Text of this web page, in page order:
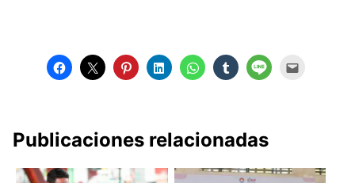
Publicaciones relacionadas